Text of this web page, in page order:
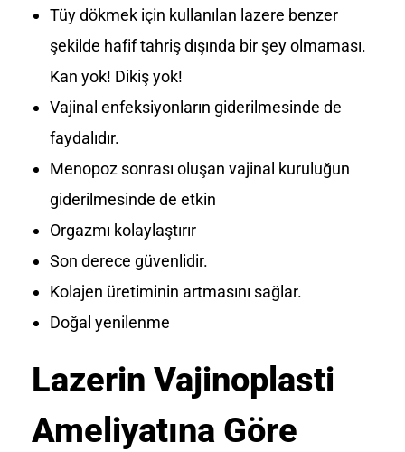
Tüy dökmek için kullanılan lazere benzer
şekilde hafif tahriş dışında bir şey olmaması.
Kan yok! Dikiş yok!
Vajinal enfeksiyonların giderilmesinde de
faydalıdır.
Menopoz sonrası oluşan vajinal kuruluğun
giderilmesinde de etkin
Orgazmı kolaylaştırır
Son derece güvenlidir.
Kolajen üretiminin artmasını sağlar.
Doğal yenilenme
Lazerin Vajinoplasti
Ameliyatına Göre